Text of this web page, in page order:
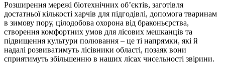
Розширення мережі біотехнічних об’єктів, заготівля
достатньої кількості харчів для підгодівлі, допомога тваринам
в зимову пору, цілодобова охорона від браконьєрства,
створення комфортних умов для лісових мешканців та
підвищення культури полювання – це ті напрямки, які й
надалі розвиватимуть лісівники області, позаяк вони
сприятимуть збільшенню в наших лісах чисельності звірини.